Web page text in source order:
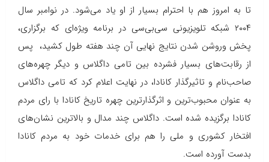
تا به امروز هم با احترام بسیار از او یاد می‌شود. در نوامبر سال
۲۰۰۴ شبکه تلویزیونی سی‌بی‌سی در برنامه ویژه‌ای که برگزاری،
پخش وروشن شدن نتایج نهایی آن چند هفته طول کشید، پس
از رقابت‌های بسیار فشرده بین تامی داگلاس و دیگر چهره‌های
صاحب‌نام و تاثیرگذار کانادا، در نهایت اعلام کرد که تامی داگلاس
به عنوان محبوب‌ترین و اثرگذارترین چهره تاریخ کانادا با رای مردم
کانادا برگزیده شده است. داگلاس چند مدال و بالاترین نشان‌های
افتخار کشوری و ملی را هم برای خدمات خود به مردم کانادا
بدست آورده است.